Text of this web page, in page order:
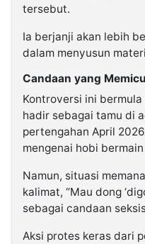
tersebut.
Ia berjanji akan lebih
dalam menyusun
Candaan yang
Kontroversi ini
hadir sebagai tamu di
pertengahan April
mengenai hobi
Namun, situasi
kalimat, “Mau dong
sebagai candaan
Aksi protes keras dari